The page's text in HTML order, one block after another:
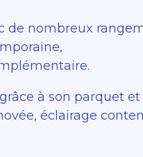
de nombreux
à son parquet
éclairage